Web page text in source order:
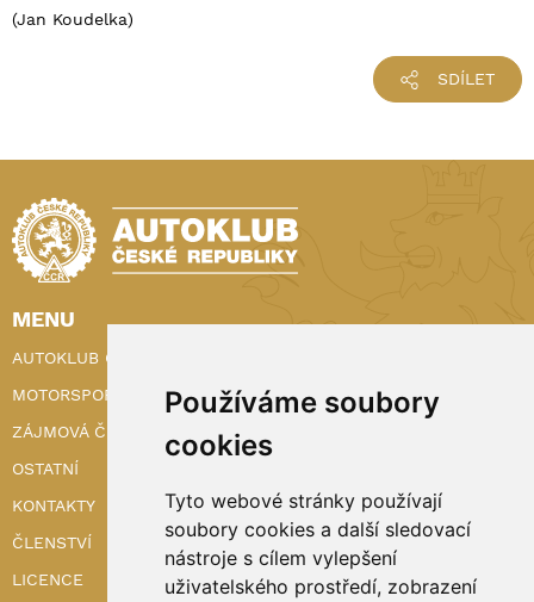
Používáme soubory
cookies
Tyto webové stránky používají
soubory cookies a další sledovací
nástroje s cílem vylepšení
uživatelského prostředí, zobrazení
(Jan Koudelka)
SDÍLET
MENU
AUTOKLUB ČR
MOTORSPORT
ZÁJMOVÁ ČINNOST
OSTATNÍ
KONTAKTY
ČLENSTVÍ
LICENCE